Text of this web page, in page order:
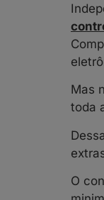
Mas
toda
O